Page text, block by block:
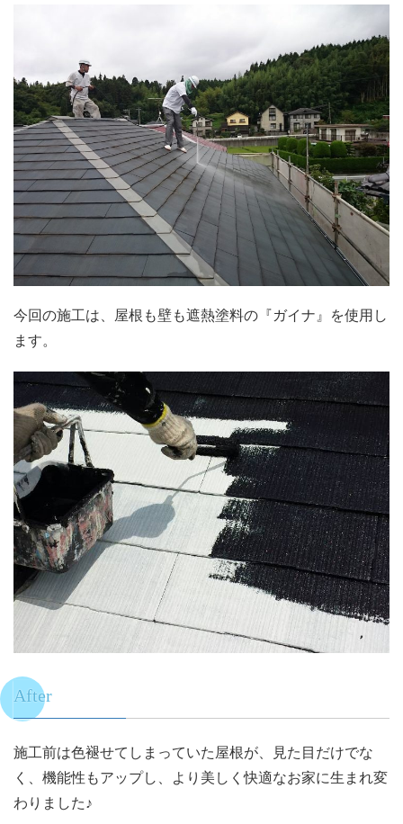
今回の施工は、屋根も壁も遮熱塗料の『ガイナ』を使用し
ます。
After
施工前は色褪せてしまっていた屋根が、見た目だけでな
く、機能性もアップし、より美しく快適なお家に生まれ変
わりました♪